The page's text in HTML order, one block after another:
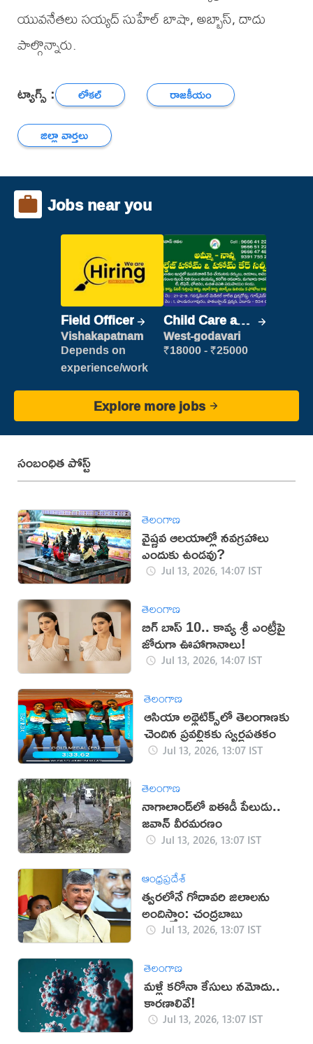
యువనేతలు సయ్యద్ సుహేల్ బాషా, అబ్బాస్, దాదు
పాల్గొన్నారు.
ట్యాగ్స్ : లోకల్
రాజకీయం
జిల్లా వార్తలు
Jobs near you
Field Officer
Vishakapatnam
Depends on
experience/work
Child Care and
Patient care
West-godavari
₹18000 - ₹25000
Explore more jobs
సంబంధిత పోస్ట్
తెలంగాణ
వైష్ణవ ఆలయాల్లో నవగ్రహాలు
ఎందుకు ఉండవు?
Jul 13, 2026, 14:07 IST
తెలంగాణ
బిగ్ బాస్ 10.. కావ్య శ్రీ ఎంట్రీపై
జోరుగా ఊహాగానాలు!
Jul 13, 2026, 14:07 IST
తెలంగాణ
ఆసియా అథ్లెటిక్స్‌లో తెలంగాణకు
చెందిన ప్రవల్లికకు స్వర్ణపతకం
Jul 13, 2026, 13:07 IST
తెలంగాణ
నాగాలాండ్‌లో ఐఈడీ పేలుడు..
జవాన్ వీరమరణం
Jul 13, 2026, 13:07 IST
ఆంధ్రప్రదేశ్
త్వరలోనే గోదావరి జిలాలను
అందిస్తాం: చంద్రబాబు
Jul 13, 2026, 13:07 IST
తెలంగాణ
మళ్లీ కరోనా కేసులు నమోదు..
కారణాలివే!
Jul 13, 2026, 13:07 IST